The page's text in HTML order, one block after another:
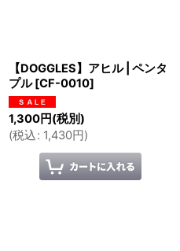
【DOGGLES】アヒル | ペンタ
プル [CF-0010]
1,300円(税別)
(税込: 1,430円 )